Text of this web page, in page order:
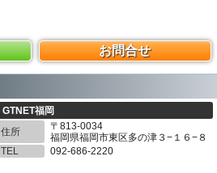
お問合せ
GTNET福岡
住所
〒813-0034
福岡県福岡市東区多の津３−１６−８
TEL
092-686-2220